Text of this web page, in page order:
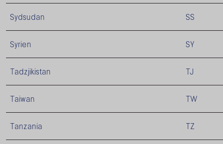
Sydsudan SS
Syrien SY
Tadzjikistan TJ
Taiwan TW
Tanzania TZ